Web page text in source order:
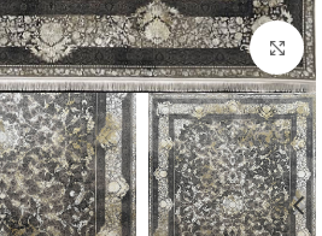
بزرگنمایی تصویر